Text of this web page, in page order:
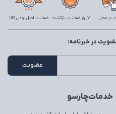
در محل 7 روز ضمانت بازگشت ضمانت اصل بودن کالا
خدمات‌چارسو
در خبرنامه: